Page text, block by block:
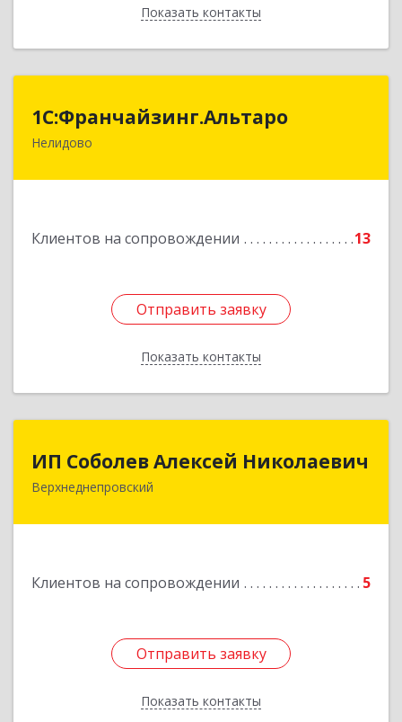
Показать контакты
Назад
1С:Франчайзинг.Альтаро
Нелидово
Клиентов на сопровождении 13
Отправить заявку
Показать контакты
1С:Франчайзинг.Альтаро
172527, Тверская обл, Нелидово г, Матросова
Отправить заявку
Назад
ИП Соболев Алексей Николаевич
Верхнеднепровский
Клиентов на сопровождении 5
Отправить заявку
Показать контакты
ИП Соболев Алексей Николаевич
Отправить заявку
Назад